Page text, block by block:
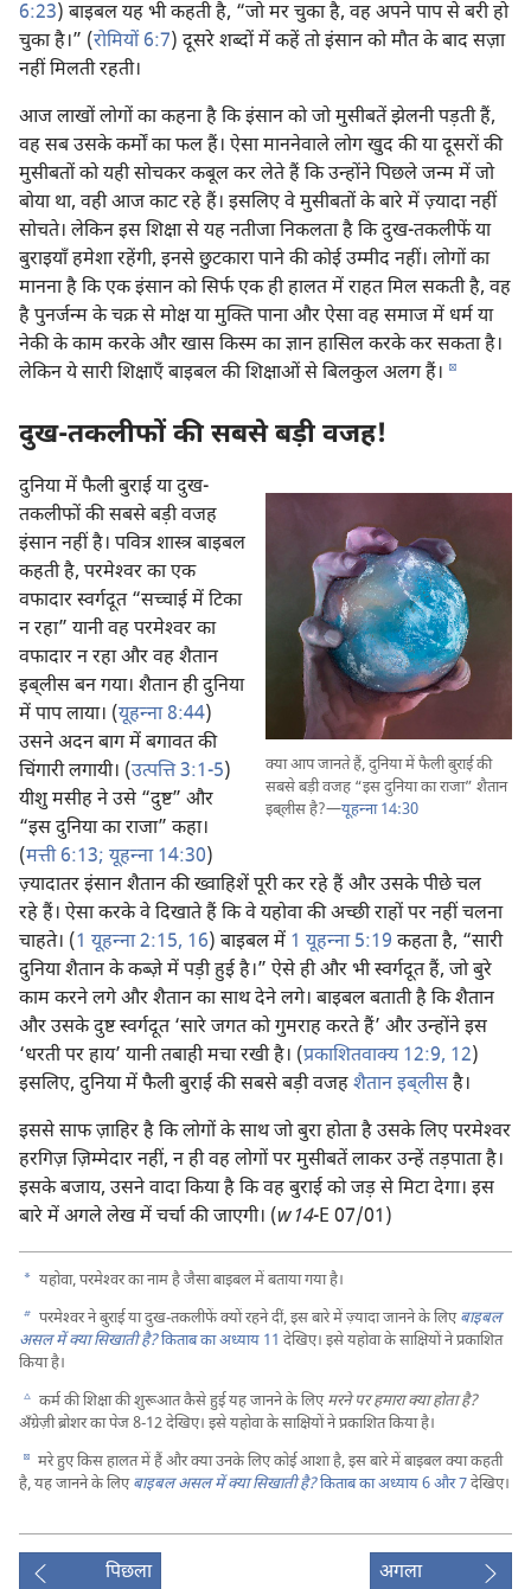
6:23) बाइबल यह भी कहती है, “जो मर चुका है, वह अपने पाप से बरी हो
चुका है।” (रोमियों 6:7) दूसरे शब्दों में कहें तो इंसान को मौत के बाद सज़ा
नहीं मिलती रहती।
आज लाखों लोगों का कहना है कि इंसान को जो मुसीबतें झेलनी पड़ती हैं,
वह सब उसके कर्मों का फल हैं। ऐसा माननेवाले लोग खुद की या दूसरों की
मुसीबतों को यही सोचकर कबूल कर लेते हैं कि उन्होंने पिछले जन्म में जो
बोया था, वही आज काट रहे हैं। इसलिए वे मुसीबतों के बारे में ज़्यादा नहीं
सोचते। लेकिन इस शिक्षा से यह नतीजा निकलता है कि दुख-तकलीफें या
बुराइयाँ हमेशा रहेंगी, इनसे छुटकारा पाने की कोई उम्मीद नहीं। लोगों का
मानना है कि एक इंसान को सिर्फ एक ही हालत में राहत मिल सकती है, वह
है पुनर्जन्म के चक्र से मोक्ष या मुक्‍ति पाना और ऐसा वह समाज में धर्म या
नेकी के काम करके और खास किस्म का ज्ञान हासिल करके कर सकता है।
लेकिन ये सारी शिक्षाएँ बाइबल की शिक्षाओं से बिलकुल अलग हैं। d
दुख-तकलीफों की सबसे बड़ी वजह!
क्या आप जानते हैं, दुनिया में फैली बुराई की
सबसे बड़ी वजह “इस दुनिया का राजा” शैतान
इब्‌लीस है?—यूहन्‍ना 14:30
दुनिया में फैली बुराई या दुख-
तकलीफों की सबसे बड़ी वजह
इंसान नहीं है। पवित्र शास्त्र बाइबल
कहती है, परमेश्‍वर का एक
वफादार स्वर्गदूत “सच्चाई में टिका
न रहा” यानी वह परमेश्‍वर का
वफादार न रहा और वह शैतान
इब्‌लीस बन गया। शैतान ही दुनिया
में पाप लाया। (यूहन्‍ना 8:44)
उसने अदन बाग में बगावत की
चिंगारी लगायी। (उत्पत्ति 3:1-5)
यीशु मसीह ने उसे “दुष्ट” और
“इस दुनिया का राजा” कहा।
(मत्ती 6:13; यूहन्‍ना 14:30)
ज़्यादातर इंसान शैतान की ख्वाहिशें पूरी कर रहे हैं और उसके पीछे चल
रहे हैं। ऐसा करके वे दिखाते हैं कि वे यहोवा की अच्छी राहों पर नहीं चलना
चाहते। (1 यूहन्‍ना 2:15, 16) बाइबल में 1 यूहन्‍ना 5:19 कहता है, “सारी
दुनिया शैतान के कब्ज़े में पड़ी हुई है।” ऐसे ही और भी स्वर्गदूत हैं, जो बुरे
काम करने लगे और शैतान का साथ देने लगे। बाइबल बताती है कि शैतान
और उसके दुष्ट स्वर्गदूत ‘सारे जगत को गुमराह करते हैं’ और उन्होंने इस
‘धरती पर हाय’ यानी तबाही मचा रखी है। (प्रकाशितवाक्य 12:9, 12)
इसलिए, दुनिया में फैली बुराई की सबसे बड़ी वजहशैतान इब्‌लीसहै।
इससे साफ ज़ाहिर है कि लोगों के साथ जो बुरा होता है उसके लिए परमेश्‍वर
हरगिज़ ज़िम्मेदार नहीं, न ही वह लोगों पर मुसीबतें लाकर उन्हें तड़पाता है।
इसके बजाय, उसने वादा किया है कि वह बुराई को जड़ से मिटा देगा। इस
बारे में अगले लेख में चर्चा की जाएगी। (w14-E 07/01)
a यहोवा, परमेश्‍वर का नाम है जैसा बाइबल में बताया गया है।
b परमेश्‍वर ने बुराई या दुख-तकलीफें क्यों रहने दीं, इस बारे में ज़्यादा जानने के लिएबाइबल
असल में क्या सिखाती है?किताब का अध्याय 11 देखिए। इसे यहोवा के साक्षियों ने प्रकाशित
किया है।
c कर्म की शिक्षा की शुरूआत कैसे हुई यह जानने के लिएमरने पर हमारा क्या होता है?
अँग्रेज़ी ब्रोशर का पेज 8-12 देखिए। इसे यहोवा के साक्षियों ने प्रकाशित किया है।
d मरे हुए किस हालत में हैं और क्या उनके लिए कोई आशा है, इस बारे में बाइबल क्या कहती
है, यह जानने के लिएबाइबल असल में क्या सिखाती है?किताब का अध्याय 6 और7देखिए।
पिछला अगला